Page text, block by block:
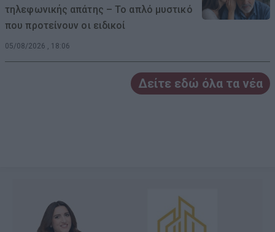
τηλεφωνικής απάτης – Το απλό μυστικό
που προτείνουν οι ειδικοί
05/08/2026 , 18:06
Δείτε εδώ όλα τα νέα